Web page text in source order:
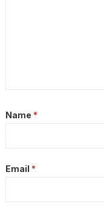
Name *
Email *